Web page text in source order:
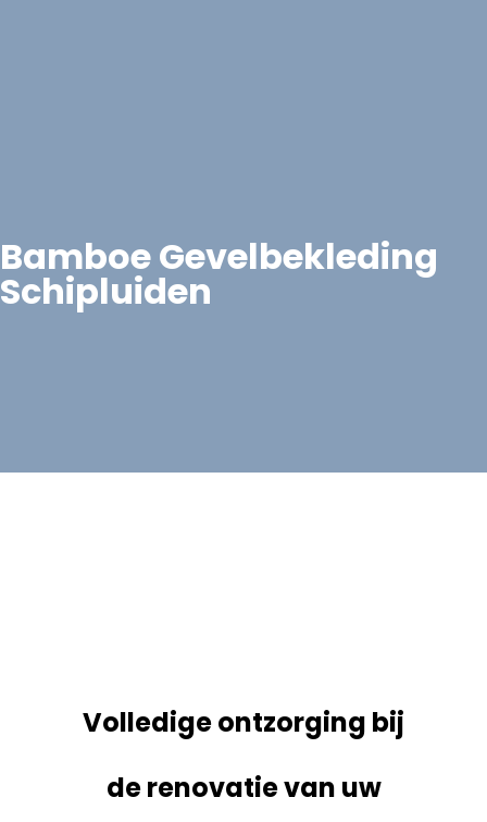
Bamboe Gevelbekleding
Schipluiden
Volledige ontzorging bij
de renovatie van uw